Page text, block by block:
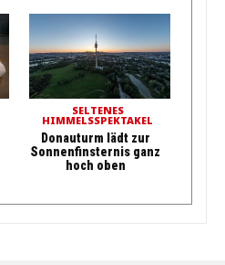
SELTENES
HIMMELSSPEKTAKEL
Donauturm lädt zur
Sonnenfinsternis ganz
hoch oben